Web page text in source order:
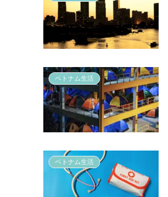
ベトナム生活
ベトナム生活